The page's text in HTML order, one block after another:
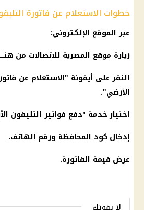
خطوات الاستعلام عن فاتورة
عبر الموقع الإلكتروني:
زيارة موقع المصرية للاتصالات من
النقر على أيقونة "الاستعلام عن
الأرضي".
اختيار خدمة "دفع فواتير التليفون
إدخال كود المحافظة ورقم الهاتف.
عرض قيمة الفاتورة.